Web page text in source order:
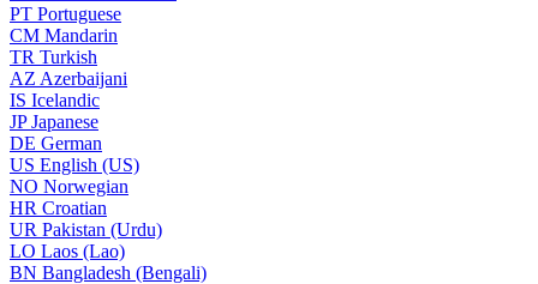
PT Portuguese
CM Mandarin
TR Turkish
AZ Azerbaijani
IS Icelandic
JPJapanese
DE German
US English (US)
NO Norwegian
HR Croatian
UR Pakistan (Urdu)
LO Laos (Lao)
BN Bangladesh (Bengali)